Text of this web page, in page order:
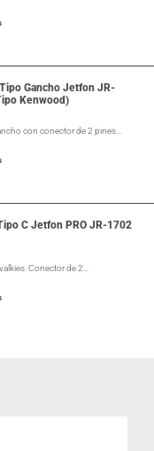
Gancho Jetfon JR-
Kenwood)
con conector de 2 pines…
C Jetfon PRO JR-1702
Conector de 2…